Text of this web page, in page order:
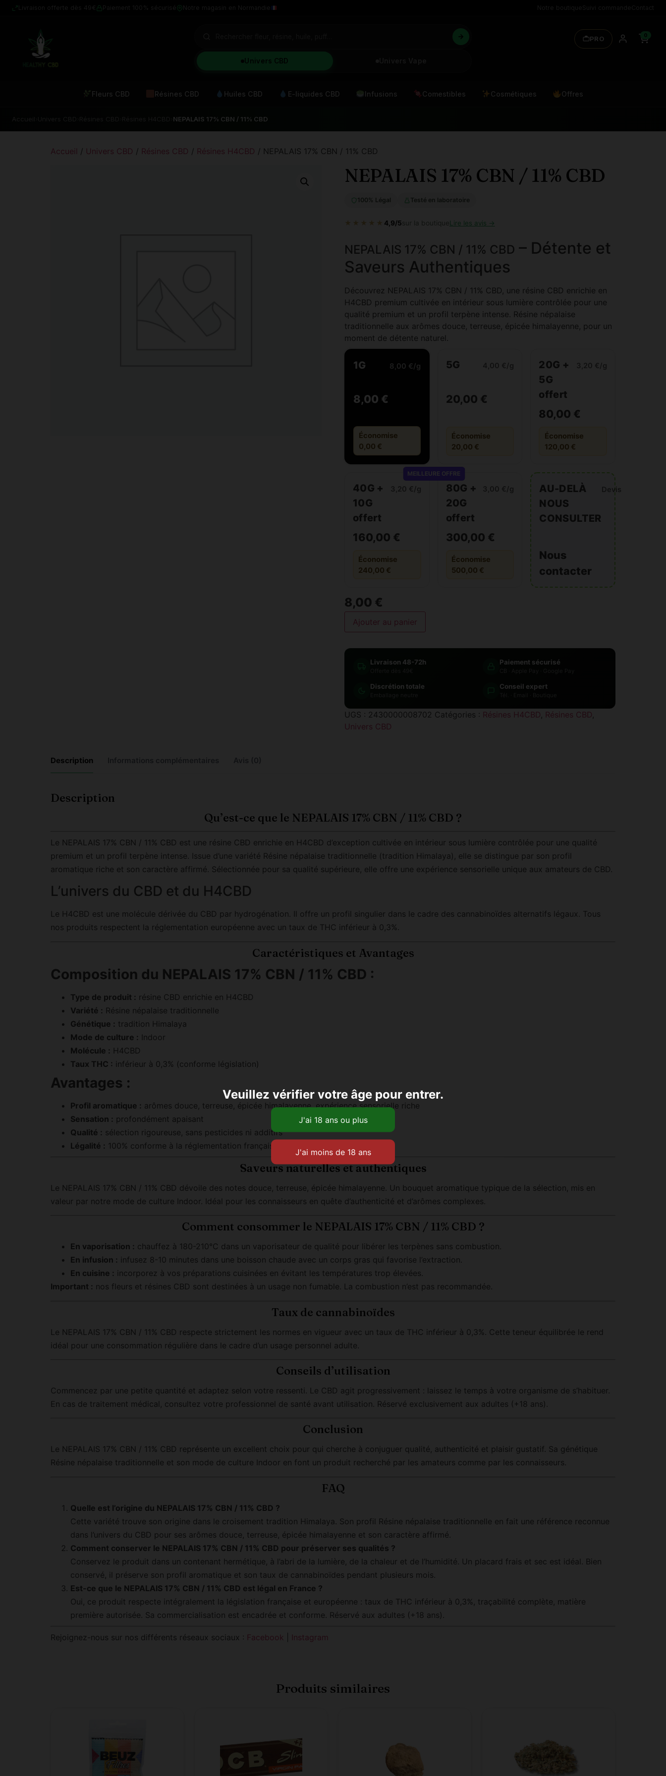
Univers CBD
PRO 0
Fleurs CBD Résines CBD Huiles CBD E-liquides CBD Infusions Comestibles Cosmétiques Offres
NEPALAIS 17% CBN / 11% CBD
Accueil / Univers CBD / Résines CBD / Résines H4CBD / NEPALAIS 17% CBN / 11% CBD
NEPALAIS 17% CBN / 11% CBD
100% Légal Testé en laboratoire
★★★★★ 4,9/5sur la boutiqueLire les avis →
NEPALAIS 17% CBN / 11% CBD – Détente et
Saveurs Authentiques
Découvrez NEPALAIS 17% CBN / 11% CBD, une résine CBD enrichie en
H4CBD premium cultivée en intérieur sous lumière contrôlée pour une
qualité premium et un profil terpène intense. Résine népalaise
traditionnelle aux arômes douce, terreuse, épicée himalayenne, pour un
moment de détente naturel.
1G 8,00 €/g
8,00 €
Économise
0,00 €
5G
20,00 €
Économise
20,00 €
20G +
5G
offert
80,00 €
Économise
120,00 €
40G +
10G
offert
160,00 €
Économise
240,00 €
MEILLEURE OFFRE
80G +
20G
offert
300,00 €
Économise
500,00 €
AU-DELÀ
NOUS
CONSULTER
Devis
Nous
contacter
8,00 €
Ajouter au panier
Livraison 48-72h Paiement sécurisé
Discrétion totale Conseil expert
UGS : 2430000008702 Catégories : Résines H4CBD, Résines CBD,
Univers CBD
Description
Description
Qu’est-ce que le NEPALAIS 17% CBN / 11% CBD ?
Le NEPALAIS 17% CBN / 11% CBD est une résine CBD enrichie en H4CBD d’exception cultivée en intérieur sous lumière contrôlée pour une qualité
premium et un profil terpène intense. Issue d’une variété Résine népalaise traditionnelle (tradition Himalaya), elle se distingue par son profil
aromatique riche et son caractère affirmé. Sélectionnée pour sa qualité supérieure, elle offre une expérience sensorielle unique aux amateurs de CBD.
L’univers du CBD et du H4CBD
Le H4CBD est une molécule dérivée du CBD par hydrogénation. Il offre un profil singulier dans le cadre des cannabinoïdes alternatifs légaux. Tous
nos produits respectent la réglementation européenne avec un taux de THC inférieur à 0,3%.
Caractéristiques et Avantages
Composition du NEPALAIS 17% CBN / 11% CBD :
Type de produit : résine CBD enrichie en H4CBD
Variété : Résine népalaise traditionnelle
Génétique : tradition Himalaya
Mode de culture : Indoor
Molécule : H4CBD
Taux THC : inférieur à 0,3% (conforme législation)
Avantages :
Profil aromatique : arômes douce, terreuse, épicée himalayenne, expérience sensorielle riche
Sensation : profondément apaisant
Qualité : sélection rigoureuse, sans pesticides ni additifs
Légalité : 100% conforme à la réglementation française et européenne
Saveurs naturelles et authentiques
Le NEPALAIS 17% CBN / 11% CBD dévoile des notes douce, terreuse, épicée himalayenne. Un bouquet aromatique typique de la sélection, mis en
valeur par notre mode de culture Indoor. Idéal pour les connaisseurs en quête d’authenticité et d’arômes complexes.
Comment consommer le NEPALAIS 17% CBN / 11% CBD ?
En vaporisation : chauffez à 180-210°C dans un vaporisateur de qualité pour libérer les terpènes sans combustion.
En infusion : infusez 8-10 minutes dans une boisson chaude avec un corps gras qui favorise l’extraction.
En cuisine : incorporez à vos préparations cuisinées en évitant les températures trop élevées.
Important : nos fleurs et résines CBD sont destinées à un usage non fumable. La combustion n’est pas recommandée.
Taux de cannabinoïdes
Le NEPALAIS 17% CBN / 11% CBD respecte strictement les normes en vigueur avec un taux de THC inférieur à 0,3%. Cette teneur équilibrée le rend
idéal pour une consommation régulière dans le cadre d’un usage personnel adulte.
Conseils d’utilisation
Commencez par une petite quantité et adaptez selon votre ressenti. Le CBD agit progressivement : laissez le temps à votre organisme de s’habituer.
En cas de traitement médical, consultez votre professionnel de santé avant utilisation. Réservé exclusivement aux adultes (+18 ans).
Conclusion
Le NEPALAIS 17% CBN / 11% CBD représente un excellent choix pour qui cherche à conjuguer qualité, authenticité et plaisir gustatif. Sa génétique
Résine népalaise traditionnelle et son mode de culture Indoor en font un produit recherché par les amateurs comme par les connaisseurs.
FAQ
Quelle est l’origine du NEPALAIS 17% CBN / 11% CBD ?
Cette variété trouve son origine dans le croisement tradition Himalaya. Son profil Résine népalaise traditionnelle en fait une référence reconnue
dans l’univers du CBD pour ses arômes douce, terreuse, épicée himalayenne et son caractère affirmé.
Comment conserver le NEPALAIS 17% CBN / 11% CBD pour préserver ses qualités ?
Conservez le produit dans un contenant hermétique, à l’abri de la lumière, de la chaleur et de l’humidité. Un placard frais et sec est idéal. Bien
conservé, il préserve son profil aromatique et son taux de cannabinoïdes pendant plusieurs mois.
Est-ce que le NEPALAIS 17% CBN / 11% CBD est légal en France ?
Oui, ce produit respecte intégralement la législation française et européenne : taux de THC inférieur à 0,3%, traçabilité complète, matière
première autorisée. Sa commercialisation est encadrée et conforme. Réservé aux adultes (+18 ans).
Rejoignez-nous sur nos différents réseaux sociaux : Facebook Instagram
Produits similaires
Veuillez vérifier votre âge pour entrer.